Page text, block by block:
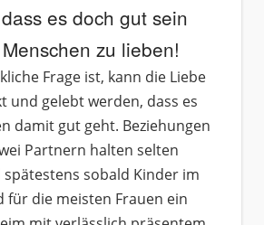
es doch gut sein
zu lieben!
Frage ist, kann die Liebe
und gelebt werden, dass es
damit gut geht. Beziehungen
Partnern halten selten
sobald Kinder im
für die meisten Frauen ein